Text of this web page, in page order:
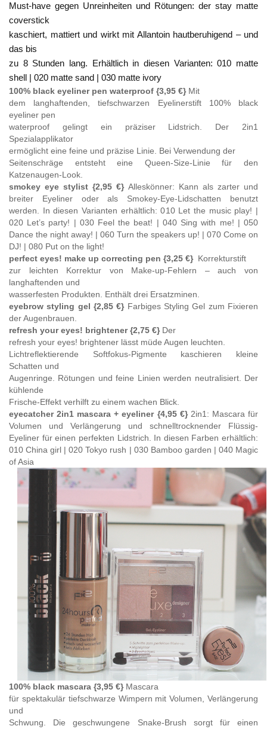
Must-have gegen Unreinheiten und Rötungen: der stay matte
coverstick
kaschiert, mattiert und wirkt mit Allantoin hautberuhigend – und
das bis
zu 8 Stunden lang. Erhältlich in diesen Varianten: 010 matte
shell | 020 matte sand | 030 matte ivory
100% black eyeliner pen waterproof {3,95 €} Mit
dem langhaftenden, tiefschwarzen Eyelinerstift 100% black
eyeliner pen
waterproof gelingt ein präziser Lidstrich. Der 2in1
Spezialapplikator
ermöglicht eine feine und präzise Linie. Bei Verwendung der
Seitenschräge entsteht eine Queen-Size-Linie für den
Katzenaugen-Look.
smokey eye stylist {2,95 €} Alleskönner: Kann als zarter und
breiter Eyeliner oder als Smokey-Eye-Lidschatten benutzt
werden. In diesen Varianten erhältlich: 010 Let the music play! |
020 Let’s party! | 030 Feel the beat! | 040 Sing with me! | 050
Dance the night away! | 060 Turn the speakers up! | 070 Come on
DJ! | 080 Put on the light!
perfect eyes! make up correcting pen {3,25 €} Korrekturstift
zur leichten Korrektur von Make-up-Fehlern – auch von
langhaftenden und
wasserfesten Produkten. Enthält drei Ersatzminen.
eyebrow styling gel {2,85 €} Farbiges Styling Gel zum Fixieren
der Augenbrauen.
refresh your eyes! brightener {2,75 €} Der
refresh your eyes! brightener lässt müde Augen leuchten.
Lichtreflektierende Softfokus-Pigmente kaschieren kleine
Schatten und
Augenringe. Rötungen und feine Linien werden neutralisiert. Der
kühlende
Frische-Effekt verhilft zu einem wachen Blick.
eyecatcher 2in1 mascara + eyeliner{4,95 €} 2in1: Mascara für
Volumen und Verlängerung und schnelltrocknender Flüssig-
Eyeliner für einen perfekten Lidstrich. In diesen Farben erhältlich:
010 China girl | 020 Tokyo rush | 030 Bamboo garden | 040 Magic
of Asia
100% black mascara {3,95 €} Mascara
für spektakulär tiefschwarze Wimpern mit Volumen, Verlängerung
und
Schwung. Die geschwungene Snake-Brush sorgt für einen